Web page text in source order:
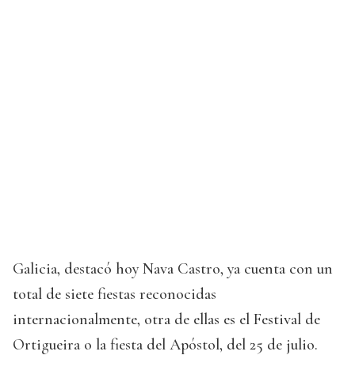
Galicia, destacó hoy Nava Castro, ya cuenta con un
total de siete fiestas reconocidas
internacionalmente, otra de ellas es el Festival de
Ortigueira o la fiesta del Apóstol, del 25 de julio.